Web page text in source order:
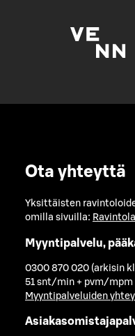
Ota yhteyttä
Yksittäisten
omilla sivuilla:
Myyntipalvelu,
0300 870 020 (arkisin
51 snt/min + pvm/mpm
Myyntipalveluiden